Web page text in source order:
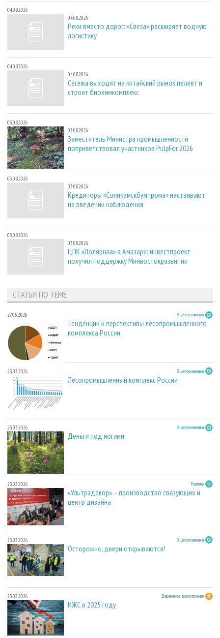
04.08.2026
04.08.2026
Реки вместо дорог: «Свеза» расширяет водную
логистику
04.08.2026
04.08.2026
Сегежа выходит на китайский рынок пеллет и
строит биохимкомплекс
03.08.2026
03.08.2026
Заместитель Министра промышленности
поприветствовал участников PulpFor 2026
03.08.2026
03.08.2026
Кредиторы «Соликамскбумпрома» настаивают
на введении наблюдения
03.08.2026
03.08.2026
ЦПК «Полярная» в Амазаре: инвестпроект
получил поддержку Минвостокразвития
СТАТЬИ ПО ТЕМЕ
27.05.2026 В центре внимания
Тенденции и перспективы лесопромышленного
комплекса России
23.03.2026 В центре внимания
Лесопромышленный комплекс России
23.03.2026 В центре внимания
Деньги под ногами
23.03.2026 Развитие
«Ультрадекор» – производство связующих и
центр дизайна
23.03.2026 В центре внимания
Осторожно, двери открываются!
23.03.2026 Деревянное домостроение
ИЖС в 2025 году